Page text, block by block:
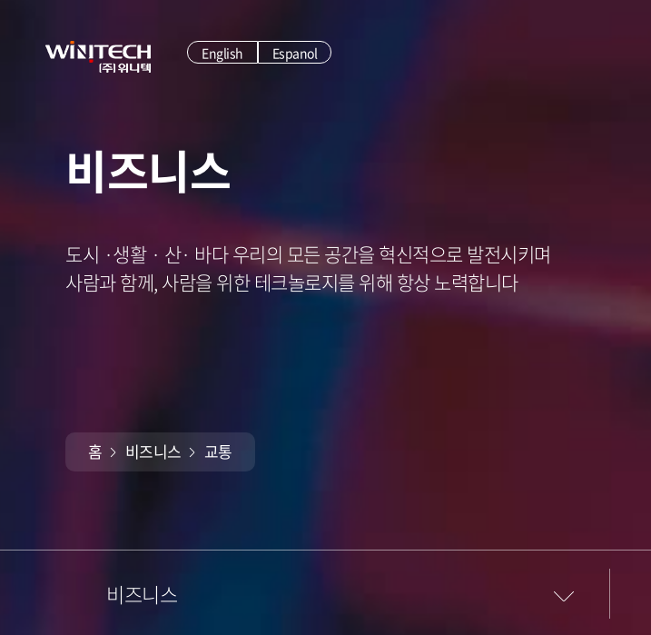
English Espanol
비즈니스
도시 ·생활 · 산· 바다 우리의 모든 공간을 혁신적으로 발전시키며
사람과 함께, 사람을 위한 테크놀로지를 위해 항상 노력합니다
홈 비즈니스 교통
비즈니스